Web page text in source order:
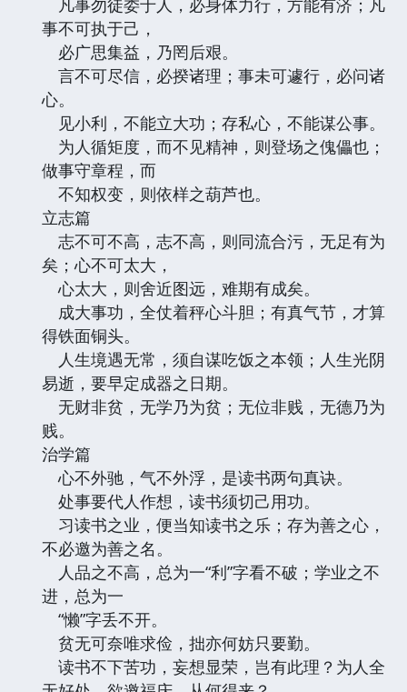
凡事勿徒委于人，必身体力行，方能有济；凡
事不可执于己，
必广思集益，乃罔后艰。
言不可尽信，必揆诸理；事未可遽行，必问诸
心。
见小利，不能立大功；存私心，不能谋公事。
为人循矩度，而不见精神，则登场之傀儡也；
做事守章程，而
不知权变，则依样之葫芦也。
立志篇
志不可不高，志不高，则同流合污，无足有为
矣；心不可太大，
心太大，则舍近图远，难期有成矣。
成大事功，全仗着秤心斗胆；有真气节，才算
得铁面铜头。
人生境遇无常，须自谋吃饭之本领；人生光阴
易逝，要早定成器之日期。
无财非贫，无学乃为贫；无位非贱，无德乃为
贱。
治学篇
心不外驰，气不外浮，是读书两句真诀。
处事要代人作想，读书须切己用功。
习读书之业，便当知读书之乐；存为善之心，
不必邀为善之名。
人品之不高，总为一“利”字看不破；学业之不
进，总为一
“懒”字丢不开。
贫无可奈唯求俭，拙亦何妨只要勤。
读书不下苦功，妄想显荣，岂有此理？为人全